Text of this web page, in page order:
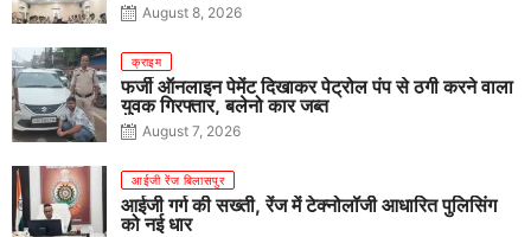
August 8, 2026
क्राइम
फर्जी ऑनलाइन पेमेंट दिखाकर पेट्रोल पंप से ठगी करने वाला
युवक गिरफ्तार, बलेनो कार जब्त
August 7, 2026
आईजी रेंज बिलासपुर
आईजी गर्ग की सख्ती, रेंज में टेक्नोलॉजी आधारित पुलिसिंग
को नई धार